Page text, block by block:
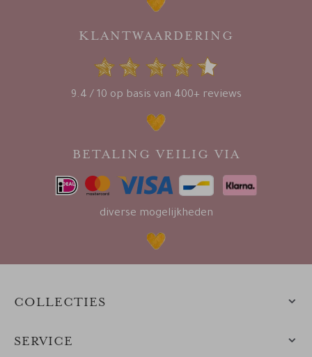
KLANTWAARDERING
9.4 / 10 op basis van 400+ reviews
BETALING VEILIG VIA
diverse mogelijkheden
COLLECTIES
SERVICE